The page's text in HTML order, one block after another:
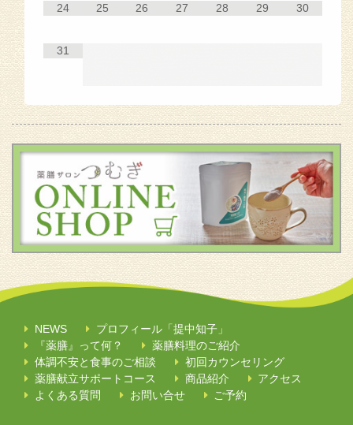
24 25 26 27 28 29 30
31
NEWS
プロフィール「提中知子」
『薬膳』って何？
薬膳料理のご紹介
体調不安と食事のご相談
初回カウンセリング
薬膳献立サポートコース
商品紹介
アクセス
よくある質問
お問い合せ ご予約